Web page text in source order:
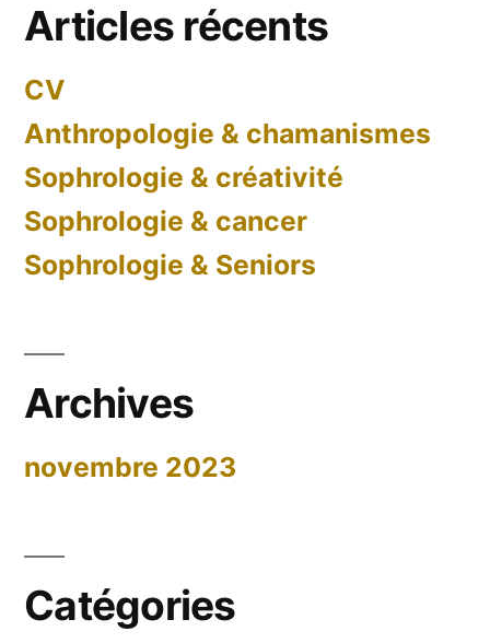
Articles récents
CV
Anthropologie & chamanismes
Sophrologie & créativité
Sophrologie & cancer
Sophrologie & Seniors
Archives
novembre 2023
Catégories